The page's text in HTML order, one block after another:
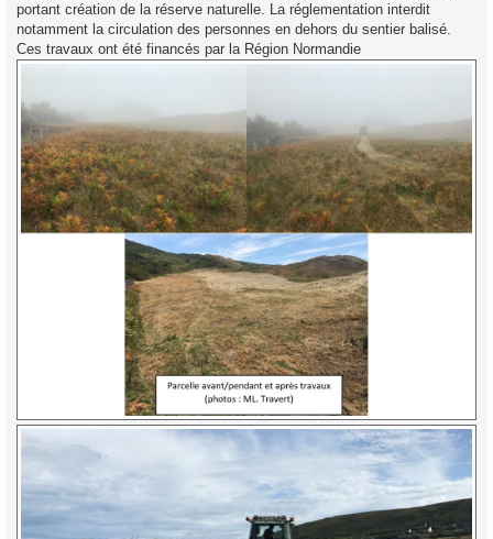
portant création de la réserve naturelle. La réglementation interdit
notamment la circulation des personnes en dehors du sentier balisé.
Ces travaux ont été financés par la Région Normandie